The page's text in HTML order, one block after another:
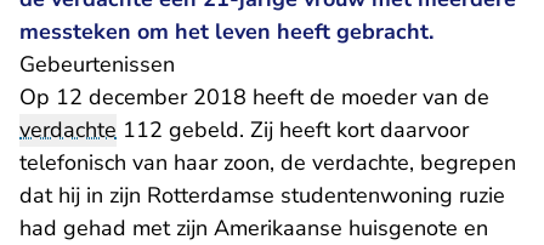
messteken om het leven heeft gebracht.
Gebeurtenissen
Op 12 december 2018 heeft de moeder van de
verdachte 112 gebeld. Zij heeft kort daarvoor
telefonisch van haar zoon, de verdachte, begrepen
dat hij in zijn Rotterdamse studentenwoning ruzie
had gehad met zijn Amerikaanse huisgenote en